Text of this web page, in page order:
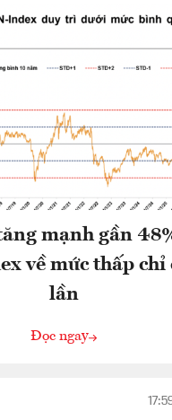
mạnh gần
về mức thấp chỉ
lần
Đọc ngay